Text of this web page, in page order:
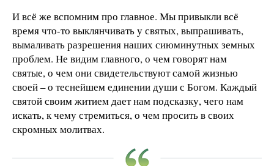
И всё же вспомним про главное. Мы привыкли всё
время что-то выклянчивать у святых, выпрашивать,
вымаливать разрешения наших сиюминутных земных
проблем. Не видим главного, о чем говорят нам
святые, о чем они свидетельствуют самой жизнью
своей – о теснейшем единении души с Богом. Каждый
святой своим житием дает нам подсказку, чего нам
искать, к чему стремиться, о чем просить в своих
скромных молитвах.